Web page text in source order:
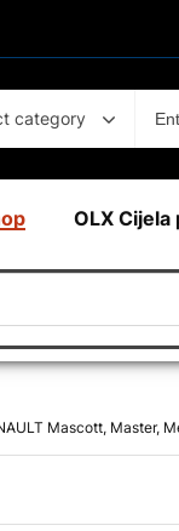
category
OLX Cijela
Mascott, Master,